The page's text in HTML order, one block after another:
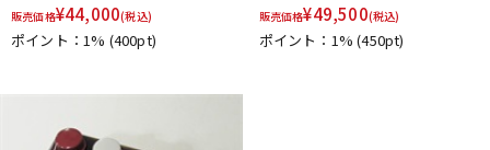
販売価格¥44,000(税込)
ポイント：1% (400pt)
販売価格¥49,500(税込)
ポイント：1%(450pt)